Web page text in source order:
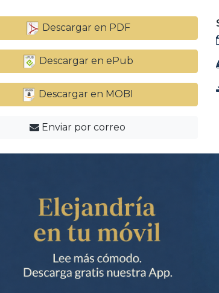
Descargar en PDF
Descargar en ePub
Descargar en MOBI
Enviar por correo